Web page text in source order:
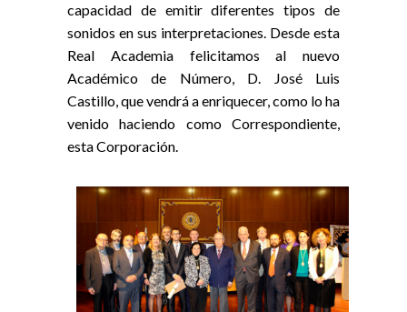
capacidad de emitir diferentes tipos de
sonidos en sus interpretaciones. Desde esta
Real Academia felicitamos al nuevo
Académico de Número, D. José Luis
Castillo, que vendrá a enriquecer, como lo ha
venido haciendo como Correspondiente,
esta Corporación.